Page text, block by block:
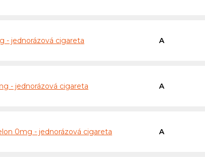
- jednorázová cigareta A
- jednorázová cigareta A
0mg - jednorázová cigareta A